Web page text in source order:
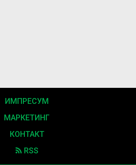
ИМПРЕСУМ
МАРКЕТИНГ
КОНТАКТ
RSS